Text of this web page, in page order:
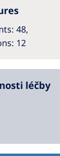
: 48,
: 12
léčby